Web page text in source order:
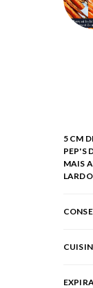
5 CM
PEP'S
MAIS